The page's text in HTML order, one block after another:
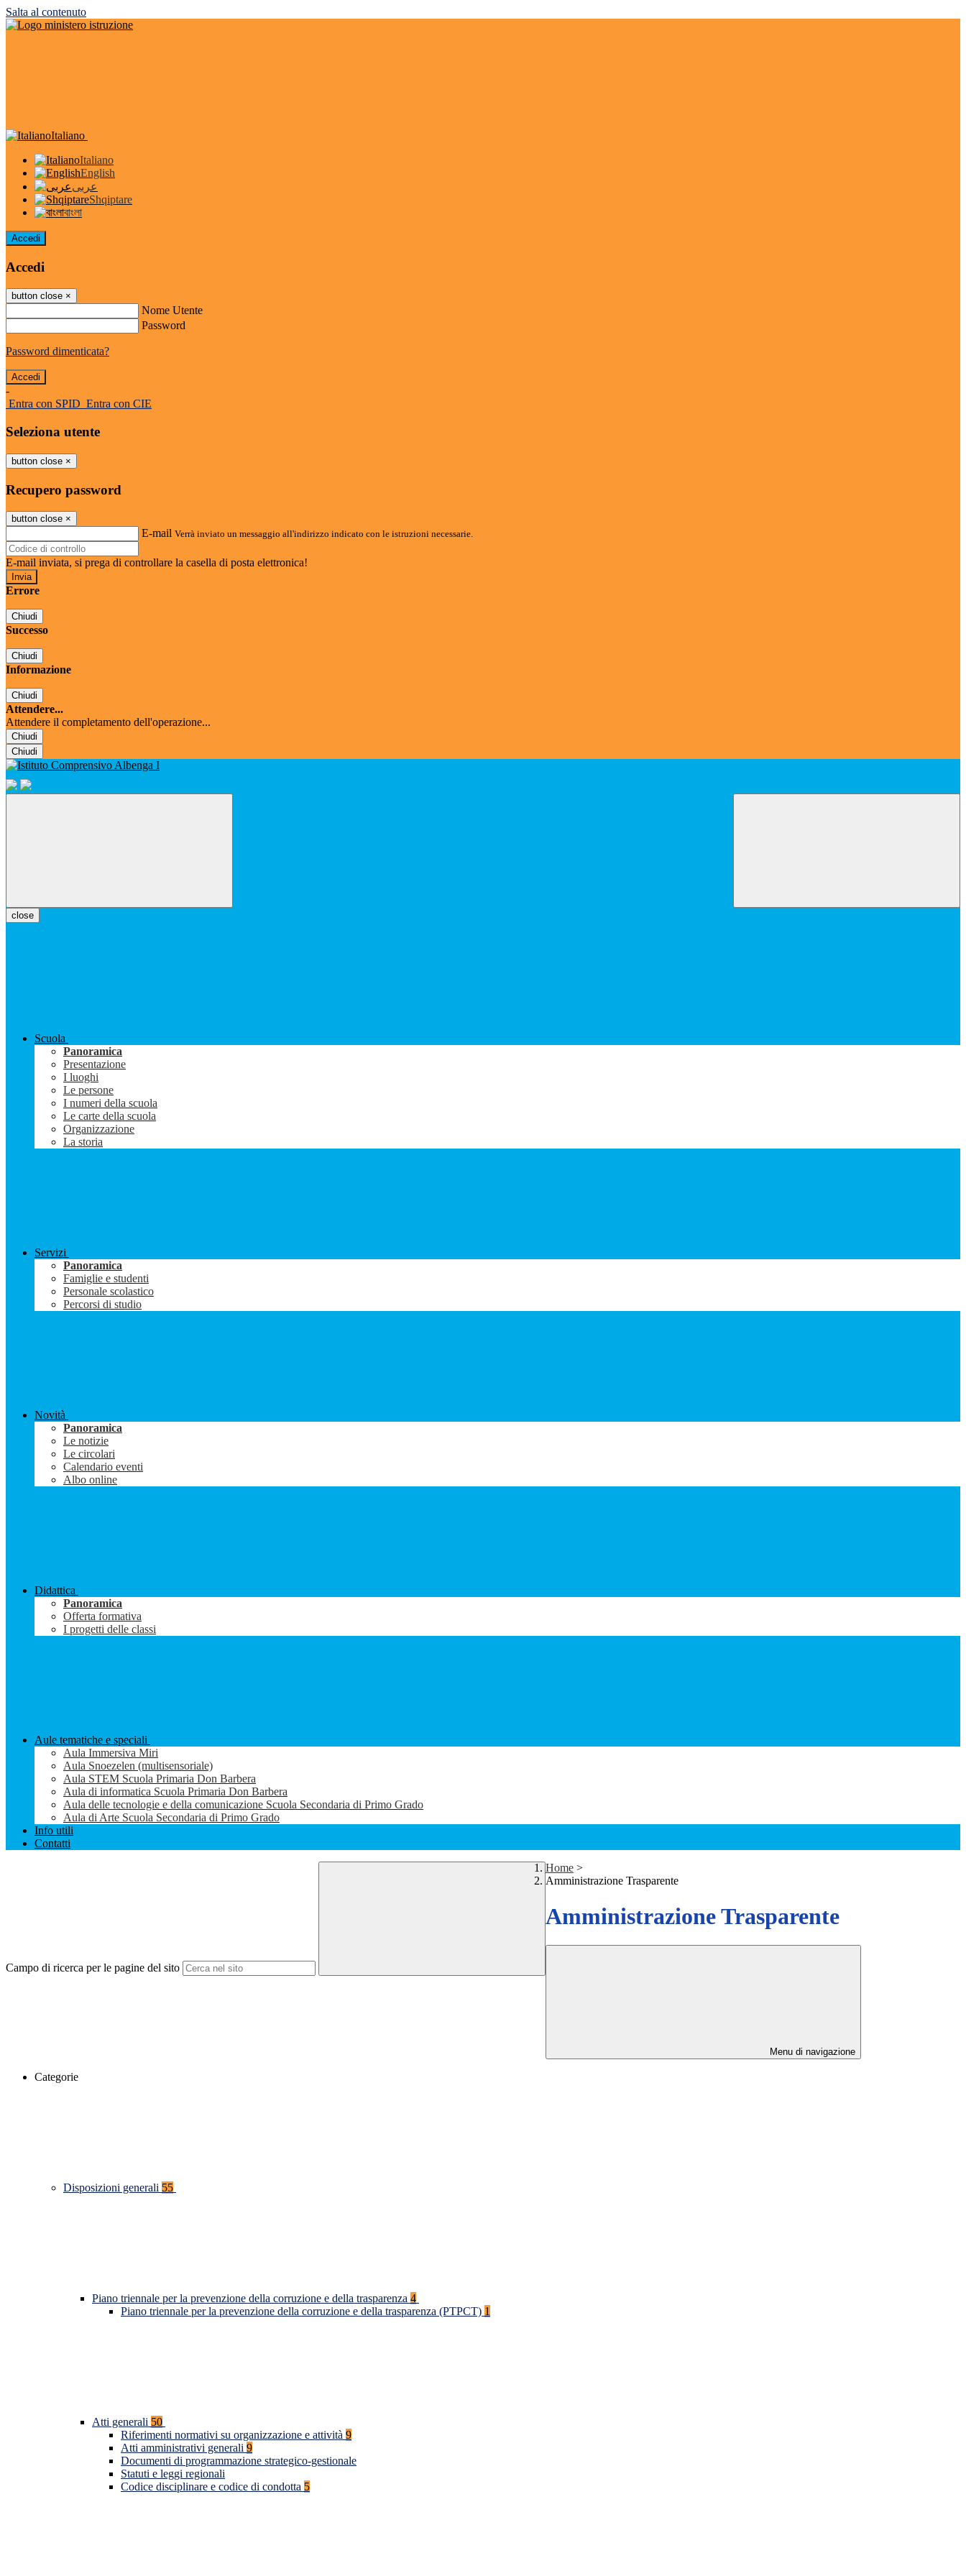
Salta al contenuto
Italiano
Italiano
English
عربى
Shqiptare
বাংলা
Accedi
Accedi
button close ×
Nome Utente
Password
Password dimenticata?
-
Entra con SPID Entra con CIE
Seleziona utente
button close ×
Recupero password
button close ×
E-mail Verrà inviato un messaggio all'indirizzo indicato con le istruzioni necessarie.
E-mail inviata, si prega di controllare la casella di posta elettronica!
Errore
Chiudi
Successo
Chiudi
Informazione
Chiudi
Attendere...
Attendere il completamento dell'operazione...
Chiudi
Chiudi
close
Scuola
Panoramica
Presentazione
I luoghi
Le persone
I numeri della scuola
Le carte della scuola
Organizzazione
La storia
Servizi
Panoramica
Famiglie e studenti
Personale scolastico
Percorsi di studio
Novità
Panoramica
Le notizie
Le circolari
Calendario eventi
Albo online
Didattica
Panoramica
Offerta formativa
I progetti delle classi
Aule tematiche e speciali
Aula Immersiva Miri
Aula Snoezelen (multisensoriale)
Aula STEM Scuola Primaria Don Barbera
Aula di informatica Scuola Primaria Don Barbera
Aula delle tecnologie e della comunicazione Scuola Secondaria di Primo Grado
Aula di Arte Scuola Secondaria di Primo Grado
Info utili
Contatti
Campo di ricerca per le pagine del sito
Home >
Amministrazione Trasparente
Amministrazione Trasparente
Menu di navigazione
Categorie
Disposizioni generali 55
Piano triennale per la prevenzione della corruzione e della trasparenza 4
Piano triennale per la prevenzione della corruzione e della trasparenza (PTPCT) 1
Atti generali 50
Riferimenti normativi su organizzazione e attività 9
Atti amministrativi generali 9
Documenti di programmazione strategico-gestionale
Statuti e leggi regionali
Codice disciplinare e codice di condotta 5